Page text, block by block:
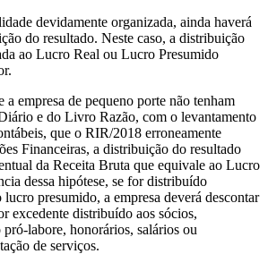
devidamente organizada, ainda haverá
do resultado. Neste caso, a distribuição
ao Lucro Real ou Lucro Presumido
a empresa de pequeno porte não tenham
e do Livro Razão, com o levantamento
que o RIR/2018 erroneamente
Financeiras, a distribuição do resultado
da Receita Bruta que equivale ao Lucro
dessa hipótese, se for distribuído
lucro presumido, a empresa deverá descontar
excedente distribuído aos sócios,
labore, honorários, salários ou
de serviços.